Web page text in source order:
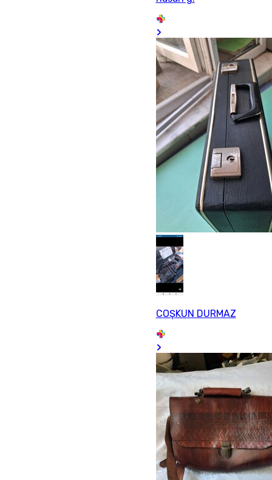
COŞKUN DURMAZ